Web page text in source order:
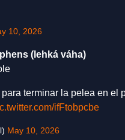
10, 2026
(lehká váha)
terminar la pelea en el
ifFtobpcbe
May 10, 2026